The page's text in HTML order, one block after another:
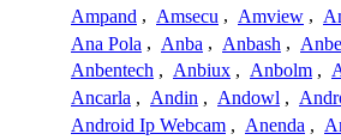
Ampand , Amsecu , Amview ,
Ana Pola , Anba , Anbash , Anbe
Anbentech , Anbiux , Anbolm ,
Ancarla , Andin , Andowl ,
Android Ip Webcam , Anenda ,